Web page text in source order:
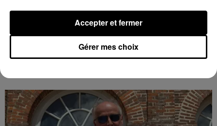
Le C'CMBM affrontera un autre club de la région
Gérer mes choix
Accepter et fermer